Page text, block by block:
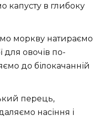
капусту в глибоку
моркву натираємо
для овочів по-
до білокачанній
перець,
насіння і